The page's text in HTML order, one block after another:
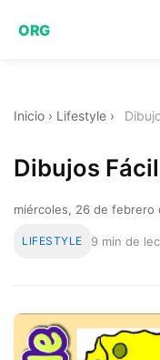
ORG
Inicio › Lifestyle ›
Dibujos
miércoles, 26 de febrero
LIFESTYLE 9 min de